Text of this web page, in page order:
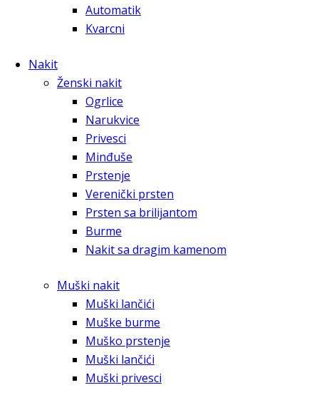
Automatik
Kvarcni
Nakit
Ženski nakit
Ogrlice
Narukvice
Privesci
Minđuše
Prstenje
Verenički prsten
Prsten sa brilijantom
Burme
Nakit sa dragim kamenom
Muški nakit
Muški lančići
Muške burme
Muško prstenje
Muški lančići
Muški privesci